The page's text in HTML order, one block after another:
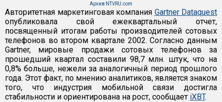
Архив NTVRU.com
Авторитетная маркетинговая компания Gartner Dataquest
опубликовала свой ежеквартальный отчет,
посвященный итогам работы производителей сотовых
телефонов во втором квартале 2002. Согласно данным
Gartner, мировые продажи сотовых телефонов за
прошедший квартал составили 98,7 млн. штук, что на
0,8% больше, нежели за аналогичный период прошлого
года. Этот факт, по мнению аналитиков, является знаком
того, что индустрия мобильной связи достигла
стабильности и ориентирована на рост, сообщает iXBT.